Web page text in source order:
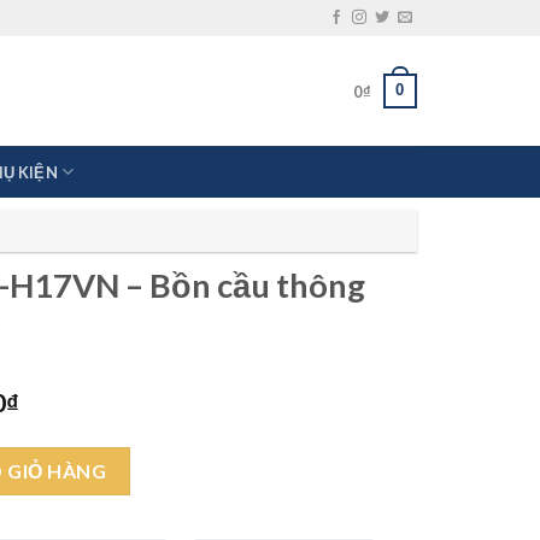
0₫ 0
KIỆN
H17VN – Bồn cầu thông
₫
tại
là:
9.050.000₫.
thông minh nắp điện tử số lượng
GIỎ HÀNG